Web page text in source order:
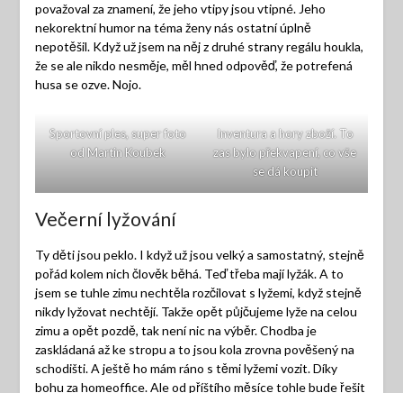
považoval za znamení, že jeho vtipy jsou vtipné. Jeho
nekorektní humor na téma ženy nás ostatní úplně
nepotěšil. Když už jsem na něj z druhé strany regálu houkla,
že se ale nikdo nesměje, měl hned odpověď, že potrefená
husa se ozve. Nojo.
Sportovní ples, super foto
od Martin Koubek
Inventura a hory zboží. To
zas bylo překvapení, co vše
se dá koupit
Večerní lyžování
Ty děti jsou peklo. I když už jsou velký a samostatný, stejně
pořád kolem nich člověk běhá. Teď třeba mají lyžák. A to
jsem se tuhle zimu nechtěla rozčilovat s lyžemi, když stejně
nikdy lyžovat nechtějí. Takže opět půjčujeme lyže na celou
zimu a opět pozdě, tak není nic na výběr. Chodba je
zaskládaná až ke stropu a to jsou kola zrovna pověšený na
schodišti. A ještě ho mám ráno s těmi lyžemi vozit. Díky
bohu za homeoffice. Ale od příštího měsíce tohle bude řešit